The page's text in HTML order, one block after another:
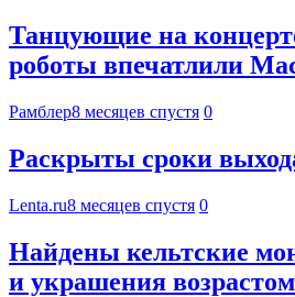
Танцующие на
роботы впечатлили
Рамблер8 месяцев спустя 0
Раскрыты сроки
Lenta.ru8 месяцев спустя 0
Найдены кельтские
и украшения